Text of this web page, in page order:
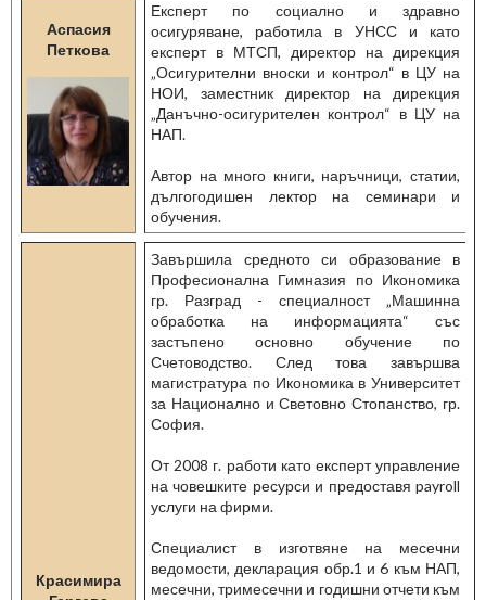
Аспасия
Петкова
Експерт по социално и здравно
осигуряване, работила в УНСС и като
експерт в МТСП, директор на дирекция
„Осигурителни вноски и контрол“ в ЦУ на
НОИ, заместник директор на дирекция
„Данъчно-осигурителен контрол“ в ЦУ на
НАП.
Автор на много книги, наръчници, статии,
дългогодишен лектор на семинари и
обучения.
Красимира
Завършила средното си образование в
Професионална Гимназия по Икономика
гр. Разград - специалност „Машинна
обработка на информацията“ със
застъпено основно обучение по
Счетоводство. След това завършва
магистратура по Икономика в Университет
за Национално и Световно Стопанство, гр.
София.
От 2008 г. работи като експерт управление
на човешките ресурси и предоставя payroll
услуги на фирми.
Специалист в изготвяне на месечни
ведомости, декларация обр.1 и 6 към НАП,
месечни, тримесечни и годишни отчети към